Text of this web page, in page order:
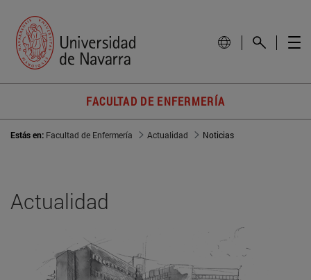
FACULTAD DE ENFERMERÍA
Estás en: Facultad de Enfermería Actualidad Noticias
Actualidad